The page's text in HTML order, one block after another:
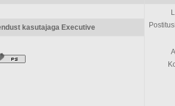
kasutajaga Executive